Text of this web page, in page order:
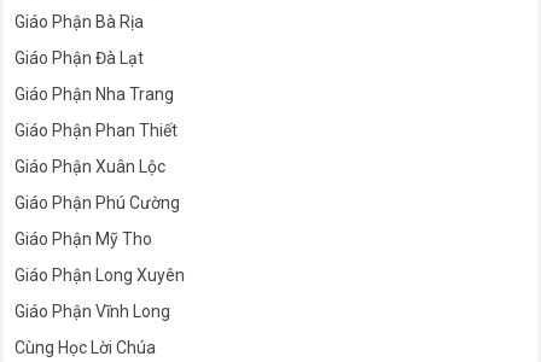
Giáo Phận Bà Rịa
Giáo Phận Đà Lạt
Giáo Phận Nha Trang
Giáo Phận Phan Thiết
Giáo Phận Xuân Lộc
Giáo Phận Phú Cường
Giáo Phận Mỹ Tho
Giáo Phận Long Xuyên
Giáo Phận Vĩnh Long
Cùng Học Lời Chúa